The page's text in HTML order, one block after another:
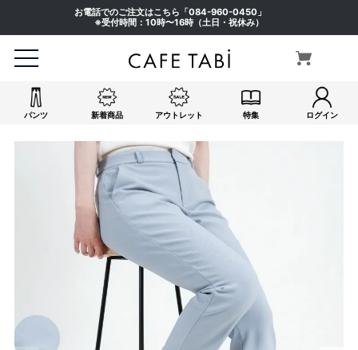
お電話でのご注文はこちら「084-960-0450 」
※受付時間：10時〜16時（土日・祝休み）
パンツ 新着商品 アウトレット 特集 ログイン